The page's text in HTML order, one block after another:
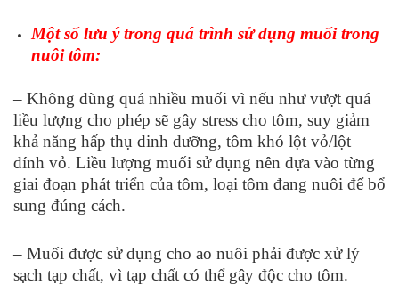
Một số lưu ý trong quá trình sử dụng muối trong
nuôi tôm:
– Không dùng quá nhiều muối vì nếu như vượt quá
liều lượng cho phép sẽ gây stress cho tôm, suy giảm
khả năng hấp thụ dinh dưỡng, tôm khó lột vỏ/lột
dính vỏ. Liều lượng muối sử dụng nên dựa vào từng
giai đoạn phát triển của tôm, loại tôm đang nuôi để bổ
sung đúng cách.
– Muối được sử dụng cho ao nuôi phải được xử lý
sạch tạp chất, vì tạp chất có thể gây độc cho tôm.